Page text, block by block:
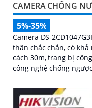
CAMERA CHỐNG
5%-35%
Camera DS-
thân chắc chắn, có
cách 30m, trang bị
công nghệ chống